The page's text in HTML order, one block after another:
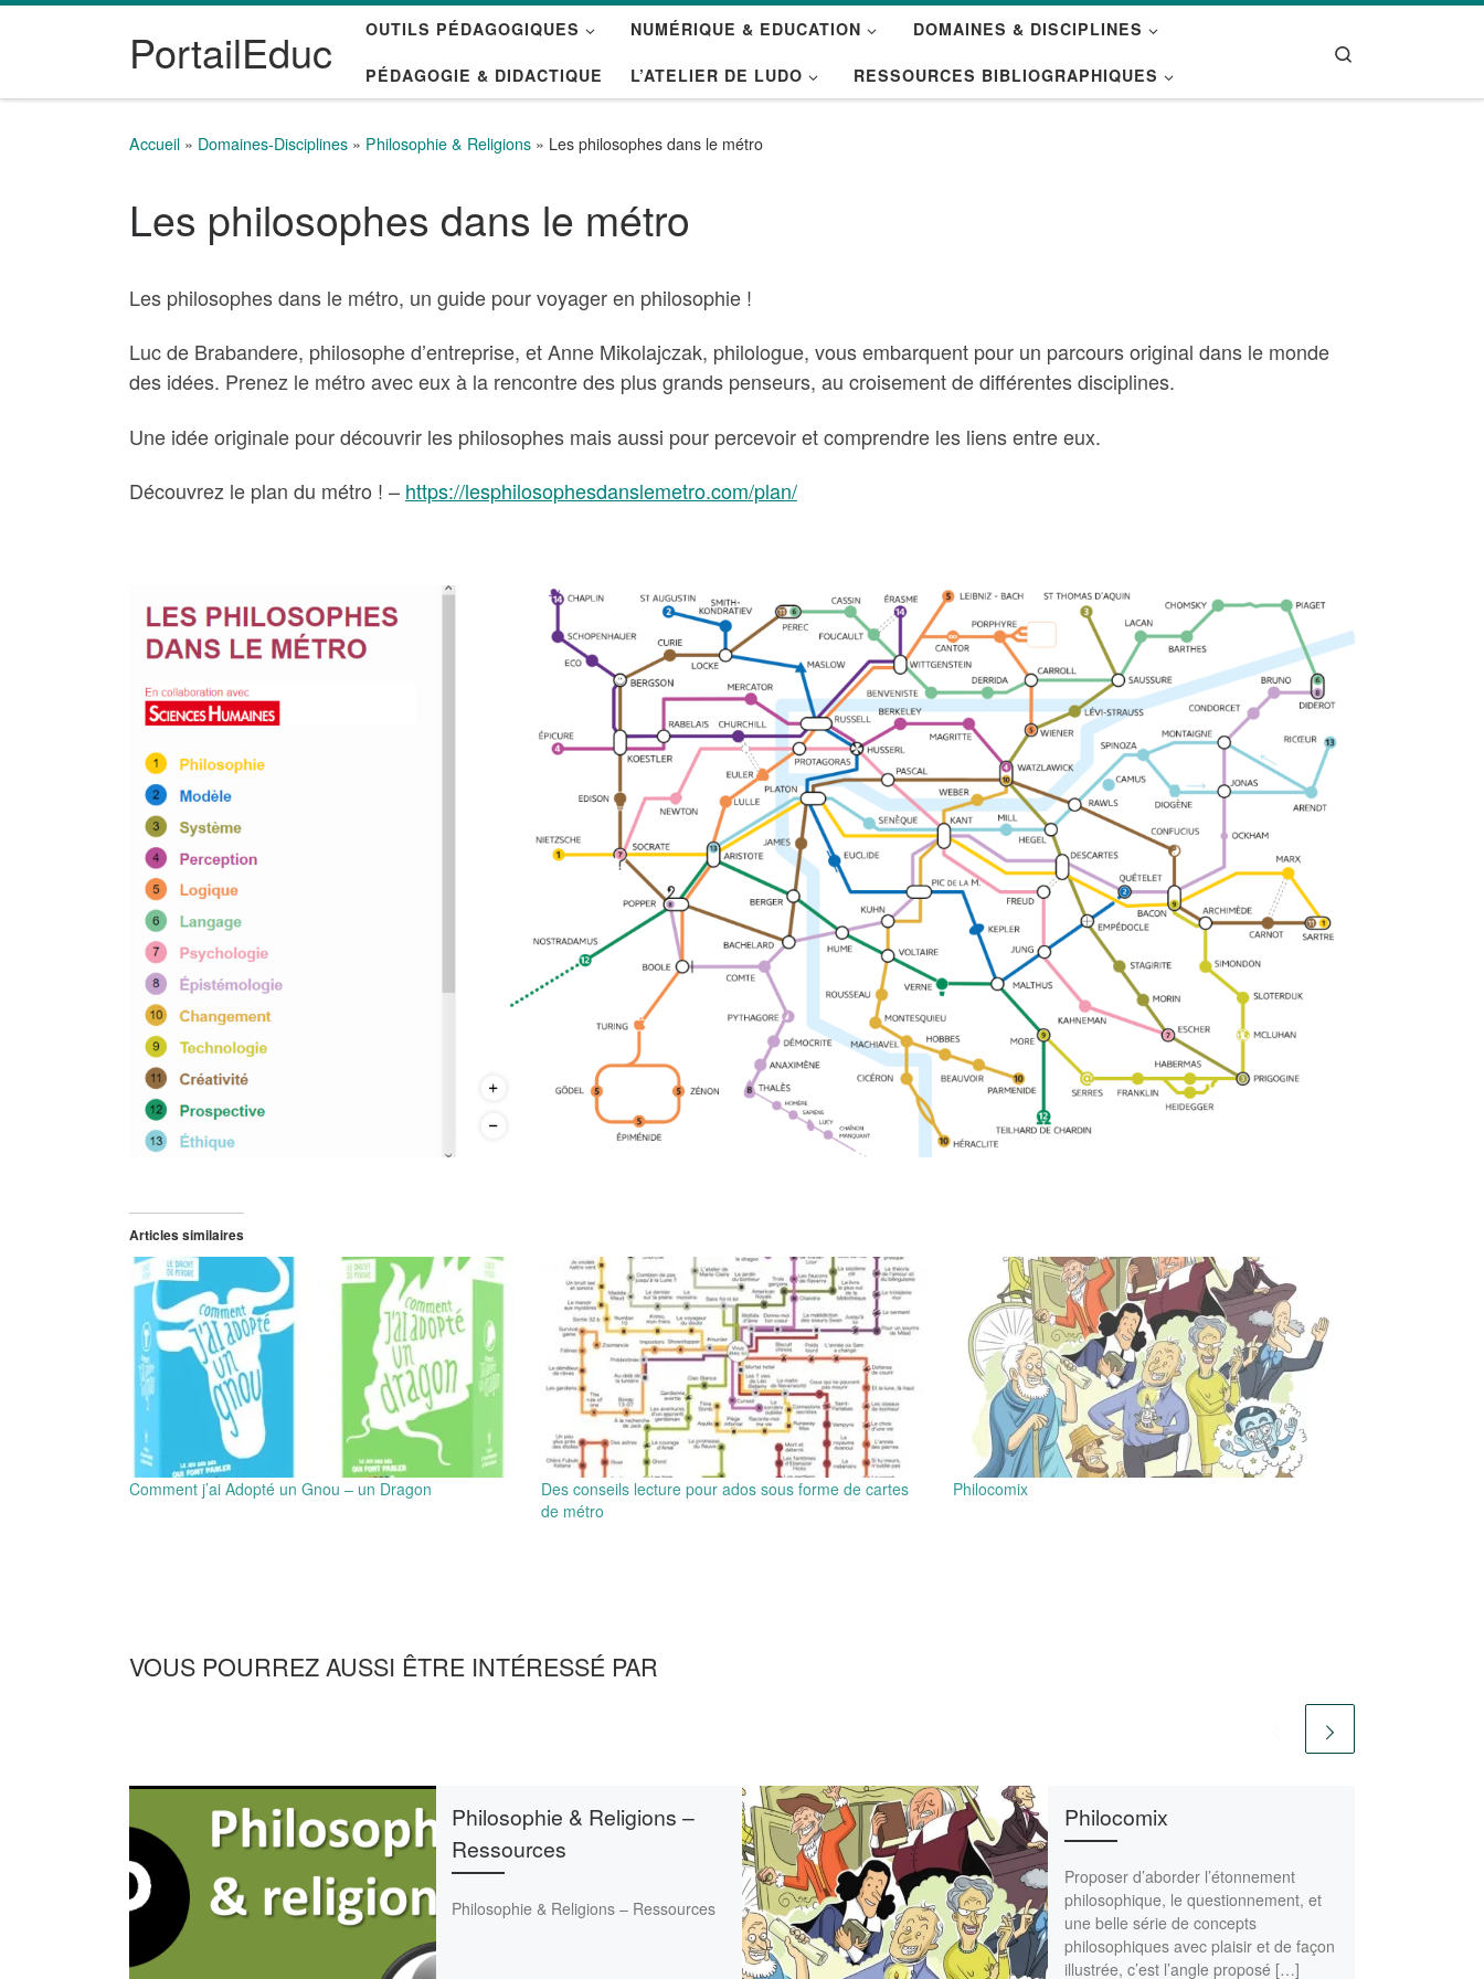
PortailEduc OUTILS PÉDAGOGIQUES NUMÉRIQUE & EDUCATION DOMAINES & DISCIPLINES
PÉDAGOGIE & DIDACTIQUE L’ATELIER DE LUDO RESSOURCES BIBLIOGRAPHIQUES
Accueil » Domaines-Disciplines » Philosophie & Religions » Les philosophes dans le métro
Les philosophes dans le métro
Les philosophes dans le métro, un guide pour voyager en philosophie !
Luc de Brabandere, philosophe d’entreprise, et Anne Mikolajczak, philologue, vous embarquent pour un parcours original dans le monde
des idées. Prenez le métro avec eux à la rencontre des plus grands penseurs, au croisement de différentes disciplines.
Une idée originale pour découvrir les philosophes mais aussi pour percevoir et comprendre les liens entre eux.
Découvrez le plan du métro ! – https://lesphilosophesdanslemetro.com/plan/
Articles similaires
Comment j’ai Adopté un Gnou – un Dragon
Des conseils lecture pour ados sous forme de cartes
de métro
Philocomix
VOUS POURREZ AUSSI ÊTRE INTÉRESSÉ PAR
Philosophie & Religions –
Ressources
Philosophie & Religions – Ressources
Philocomix
Proposer d’aborder l’étonnement
philosophique, le questionnement, et
une belle série de concepts
philosophiques avec plaisir et de façon
illustrée, c’est l’angle proposé […]